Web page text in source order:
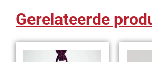
Gerelateerde